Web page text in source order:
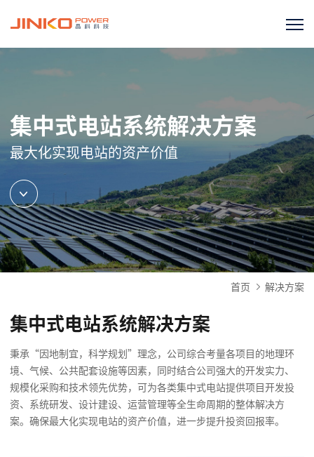
集中式电站系统解决方案
最大化实现电站的资产价值
首页 解决方案
集中式电站系统解决方案
秉承“因地制宜，科学规划”理念，公司综合考量各项目的地理环
境、气候、公共配套设施等因素，同时结合公司强大的开发实力、
规模化采购和技术领先优势，可为各类集中式电站提供项目开发投
资、系统研发、设计建设、运营管理等全生命周期的整体解决方
案。确保最大化实现电站的资产价值，进一步提升投资回报率。